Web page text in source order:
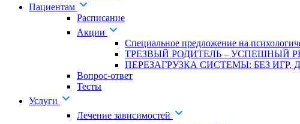
Пациентам
Расписание
Акции
Специальное предложение на
ТРЕЗВЫЙ РОДИТЕЛЬ – УСПЕШНЫЙ
ПЕРЕЗАГРУЗКА СИСТЕМЫ: БЕЗ ИГР,
Вопрос-ответ
Тесты
Услуги
Лечение зависимостей